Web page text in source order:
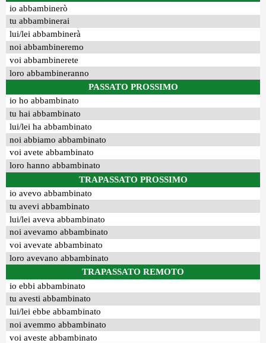
io abbambinerò
tu abbambinerai
lui/lei abbambinerà
noi abbambineremo
voi abbambinerete
loro abbambineranno
PASSATO PROSSIMO
io ho abbambinato
tu hai abbambinato
lui/lei ha abbambinato
noi abbiamo abbambinato
voi avete abbambinato
loro hanno abbambinato
TRAPASSATO PROSSIMO
io avevo abbambinato
tu avevi abbambinato
lui/lei aveva abbambinato
noi avevamo abbambinato
voi avevate abbambinato
loro avevano abbambinato
TRAPASSATO REMOTO
io ebbi abbambinato
tu avesti abbambinato
lui/lei ebbe abbambinato
noi avemmo abbambinato
voi aveste abbambinato